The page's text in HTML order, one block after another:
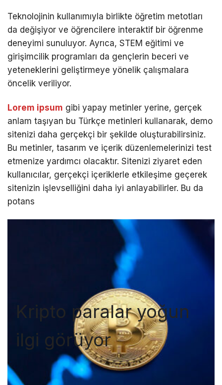
Teknolojinin kullanımıyla birlikte öğretim metotları
da değişiyor ve öğrencilere interaktif bir öğrenme
deneyimi sunuluyor. Ayrıca, STEM eğitimi ve
girişimcilik programları da gençlerin beceri ve
yeteneklerini geliştirmeye yönelik çalışmalara
öncelik veriliyor.
Lorem ipsum gibi yapay metinler yerine, gerçek
anlam taşıyan bu Türkçe metinleri kullanarak, demo
sitenizi daha gerçekçi bir şekilde oluşturabilirsiniz.
Bu metinler, tasarım ve içerik düzenlemelerinizi test
etmenize yardımcı olacaktır. Sitenizi ziyaret eden
kullanıcılar, gerçekçi içeriklerle etkileşime geçerek
sitenizin işlevselliğini daha iyi anlayabilirler. Bu da
potans
Kripto paralar yoğun
ilgi görüyor